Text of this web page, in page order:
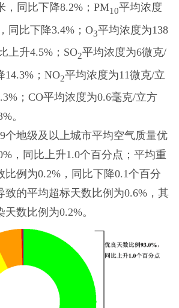
，同比下降8.2%；PM10平均浓度
同比下降3.4%；O3平均浓度为138
上升4.5%；SO2平均浓度为6微克/
14.3%；NO2平均浓度为11微克/立
；CO平均浓度为0.6毫克/立方
。
地级及以上城市平均空气质量优
，同比上升1.0个百分点；平均重
比例为0.2%，同比下降0.1个百分
致的平均超标天数比例为0.6%，其
数比例为0.2%。